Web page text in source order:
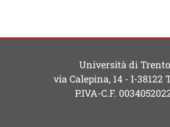
Università di Trento
via Calepina, 14 - I-38122
P.IVA-C.F.